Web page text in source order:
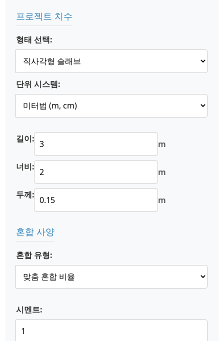
프로젝트 치수
형태 선택:
단위 시스템:
길이: m
너비: m
두께: m
혼합 사양
혼합 유형:
시멘트: